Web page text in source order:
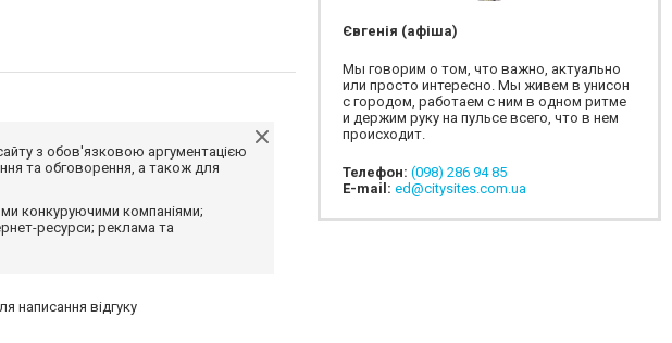
з обов'язковою аргументацією
та обговорення, а також для
конкуруючими компаніями;
ресурси; реклама та
написання відгуку
Євгенія (афіша)
Мы говорим о том, что важно, актуально
или просто интересно. Мы живем в унисон
с городом, работаем с ним в одном ритме
и держим руку на пульсе всего, что в нем
происходит.
Телефон: (098) 286 94 85
E-mail: ed@citysites.com.ua